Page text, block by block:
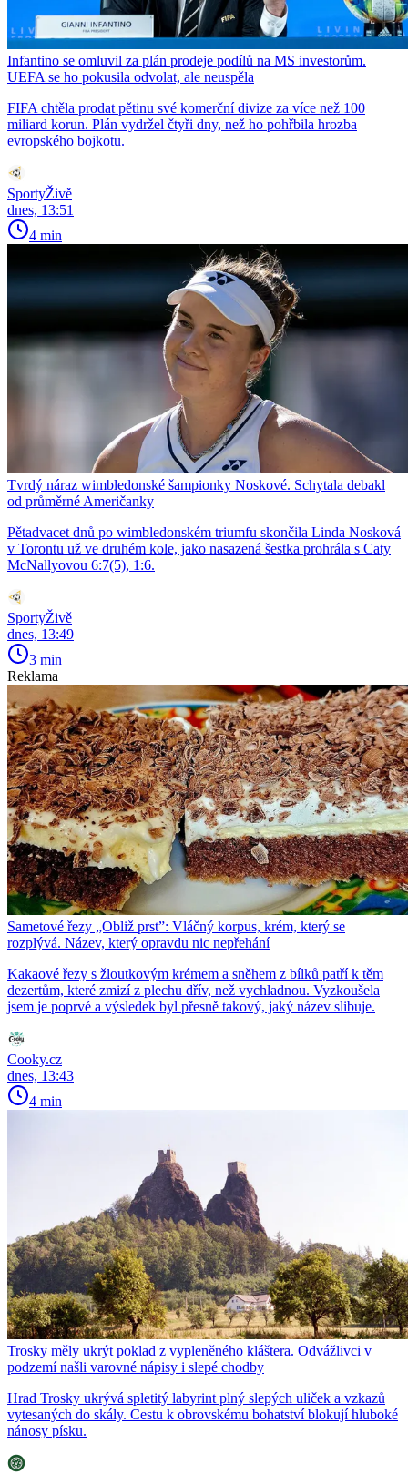
Infantino se omluvil za plán prodeje podílů na MS investorům.
UEFA se ho pokusila odvolat, ale neuspěla
FIFA chtěla prodat pětinu své komerční divize za více než 100
miliard korun. Plán vydržel čtyři dny, než ho pohřbila hrozba
evropského bojkotu.
SportyŽivě
dnes, 13:51
4 min
Tvrdý náraz wimbledonské šampionky Noskové. Schytala debakl
od průměrné Američanky
Pětadvacet dnů po wimbledonském triumfu skončila Linda Nosková
v Torontu už ve druhém kole, jako nasazená šestka prohrála s Caty
McNallyovou 6:7(5), 1:6.
SportyŽivě
dnes, 13:49
3 min
Reklama
Sametové řezy „Obliž prst”: Vláčný korpus, krém, který se
rozplývá. Název, který opravdu nic nepřehání
Kakaové řezy s žloutkovým krémem a sněhem z bílků patří k těm
dezertům, které zmizí z plechu dřív, než vychladnou. Vyzkoušela
jsem je poprvé a výsledek byl přesně takový, jaký název slibuje.
Cooky.cz
dnes, 13:43
4 min
Trosky měly ukrýt poklad z vypleněného kláštera. Odvážlivci v
podzemí našli varovné nápisy i slepé chodby
Hrad Trosky ukrývá spletitý labyrint plný slepých uliček a vzkazů
vytesaných do skály. Cestu k obrovskému bohatství blokují hluboké
nánosy písku.